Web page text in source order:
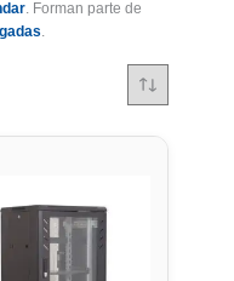
. Forman parte de
.